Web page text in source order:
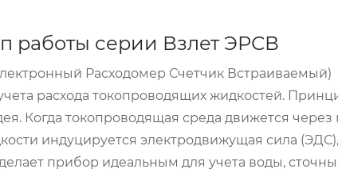
работы серии Взлет ЭРСВ
Расходомер Счетчик Встраиваемый)
расхода токопроводящих жидкостей.
Когда токопроводящая среда движется через
индуцируется электродвижущая сила (ЭДС),
прибор идеальным для учета воды,